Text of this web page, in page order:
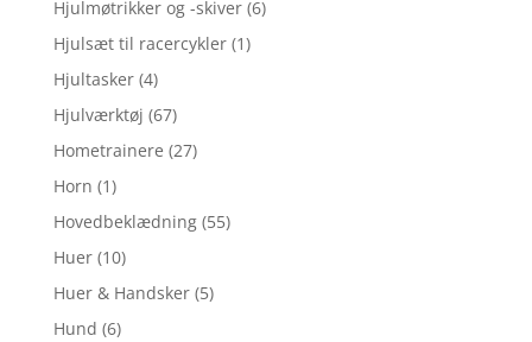
Hjulmøtrikker og -skiver (6)
Hjulsæt til racercykler (1)
Hjultasker (4)
Hjulværktøj (67)
Hometrainere (27)
Horn (1)
Hovedbeklædning (55)
Huer (10)
Huer & Handsker (5)
Hund (6)